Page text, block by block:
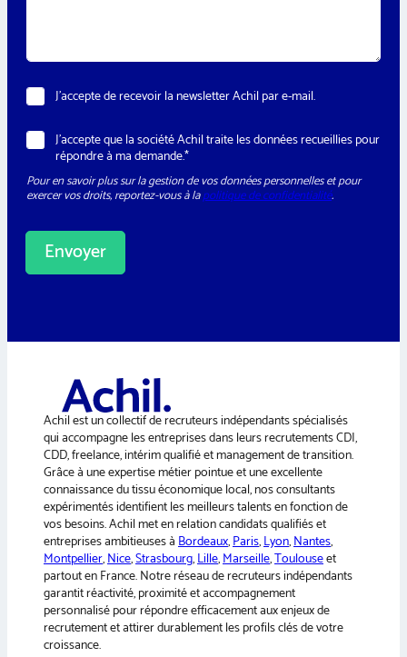
N
e
w
s
e
t
t
r
J’accepte de recevoir la newsletter Achil par e-mail.
T
é
é
p
h
n
T
é
h
R
G
D
*
J’accepte que la société Achil traite les données recueillies pour
répondre à ma demande.*
Pour en savoir plus sur la gestion de vos données personnelles et pour
exercer vos droits, reportez-vous à lapolitique de confidentialité.
Envoyer
e
Achil est un collectif de recruteurs indépendants spécialisés
qui accompagne les entreprises dans leurs recrutements CDI,
CDD, freelance, intérim qualifié et management de transition.
Grâce à une expertise métier pointue et une excellente
connaissance du tissu économique local, nos consultants
expérimentés identifient les meilleurs talents en fonction de
vos besoins. Achil met en relation candidats qualifiés et
entreprises ambitieuses àBordeaux,Paris,Lyon,Nantes,
Montpellier,Nice,Strasbourg,Lille,Marseille,Toulouseet
partout en France. Notre réseau de recruteurs indépendants
garantit réactivité, proximité et accompagnement
personnalisé pour répondre efficacement aux enjeux de
recrutement et attirer durablement les profils clés de votre
croissance.